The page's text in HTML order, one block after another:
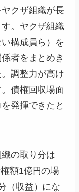
クザ組織が長
。ヤクザ組織
構成員ら）を
者をまとめき
調整力が高け
債権回収場面
発揮できたと
の取り分は
額1億円の場
（収益）にな